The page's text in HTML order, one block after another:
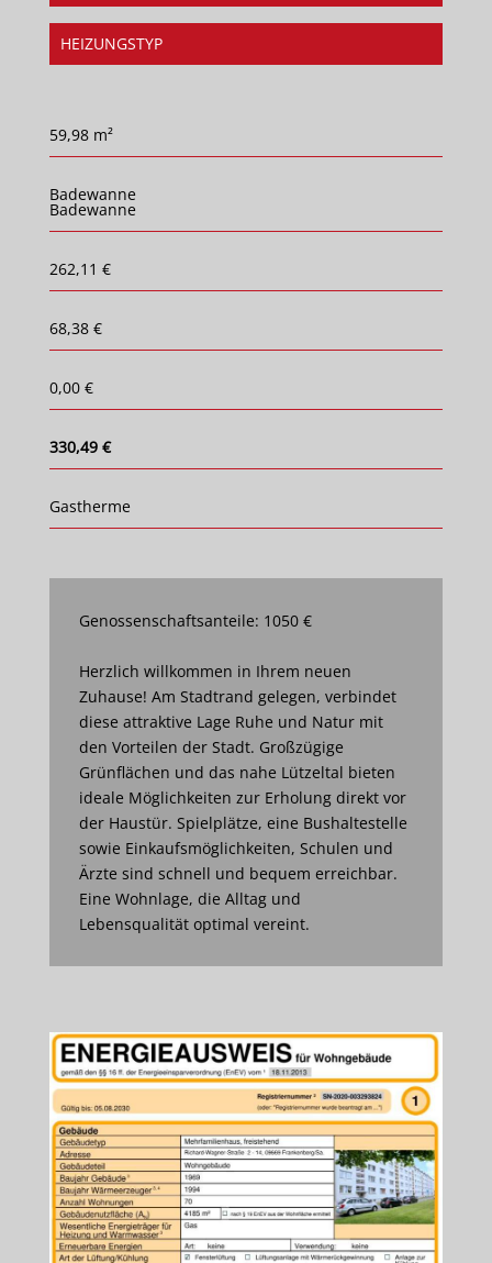
HEIZUNGSTYP
59,98 m²
Badewanne
Badewanne
262,11 €
68,38 €
0,00 €
330,49 €
Gastherme
Genossenschaftsanteile: 1050 €
Herzlich willkommen in Ihrem neuen
Zuhause! Am Stadtrand gelegen, verbindet
diese attraktive Lage Ruhe und Natur mit
den Vorteilen der Stadt. Großzügige
Grünflächen und das nahe Lützeltal bieten
ideale Möglichkeiten zur Erholung direkt vor
der Haustür. Spielplätze, eine Bushaltestelle
sowie Einkaufsmöglichkeiten, Schulen und
Ärzte sind schnell und bequem erreichbar.
Eine Wohnlage, die Alltag und
Lebensqualität optimal vereint.